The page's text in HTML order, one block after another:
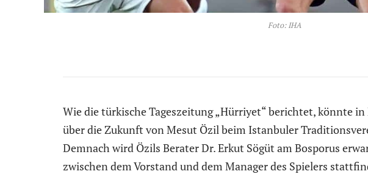
Foto: IHA
Wie die türkische Tageszeitung „Hürriyet“ berichtet, könnte
über die Zukunft von Mesut Özil beim Istanbuler
Demnach wird Özils Berater Dr. Erkut Sögüt am Bosporus
zwischen dem Vorstand und dem Manager des Spielers